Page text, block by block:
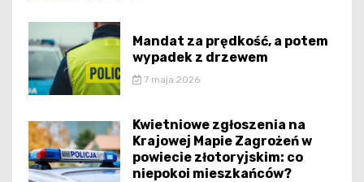
Mandat za prędkość, a potem
wypadek z drzewem
7 maja 2026
Kwietniowe zgłoszenia na
Krajowej Mapie Zagrożeń w
powiecie złotoryjskim: co
niepokoi mieszkańców?